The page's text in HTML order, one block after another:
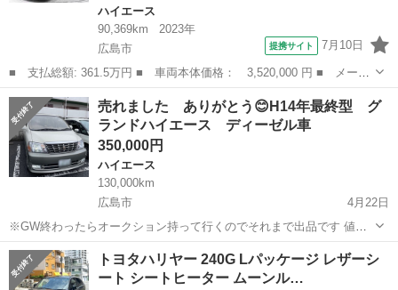
ハイエース
90,369km
2023年
広島市
提携サイト 7月10日
■ 支払総額: 361.5万円 ■ 車両本体価格： 3,520,000 円 ■ メーカ
ー名： トヨタ ■ 車種名： ハイエースバン ■ グレード名： ス
ーパーＧＬ ダークプライムＩＩ フルセグ メモリーナビ ＤＶＤ
再生 ミ...
広島 広島市 ハイエース
売れました ありがとう😊H14年最終型 グ
ランドハイエース ディーゼル車
350,000円
ハイエース
130,000km
広島市
4月22日
※GW終わったらオークション持って行くのでそれまで出品です 値引
きはできませんので宜しくお願いします グレードはベースグレード
「Ｇ Ｘエディション」の特別仕様車「Ｇ プライムセレクション」
です 会社で数年間使用しました ...
広島 広島市 ハイエース ディーゼル車
トヨタハリヤー 240G Lパッケージ レザーシ
ート シートヒーター ムーンル…